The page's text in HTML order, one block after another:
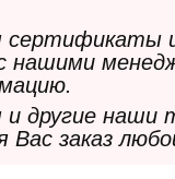
сертификаты
нашими
и другие
Вас заказ